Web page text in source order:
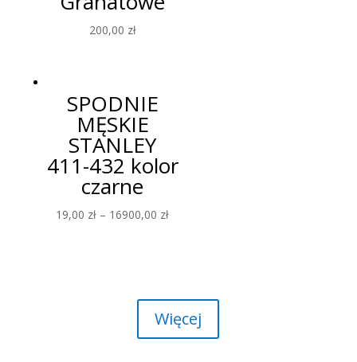
góry, oceniając zachowania graczy i rozkładając karty
na stole. Złoto mieni się w blasku lamp, a emocje
Nocne godziny są połączone z magią kasynowych
rozrywek, gdzie 1 gr Pan algorytm pełni rolę kierownika
losów. Gracze z całego świata zjeżdżają się tutaj,
gotowi poddać się mrocznej uwodzicielskiej mocy
kasynowych gier. Intratne wygrane kuszą, ale czy cena,
jaką trzeba zapłacić, nie jest zbyt wysoka?
200,00 zł
SPODNIE
MĘSKIE
STANLEY
411-432 kolor
czarne
19,00 zł – 16900,00 zł
Więcej